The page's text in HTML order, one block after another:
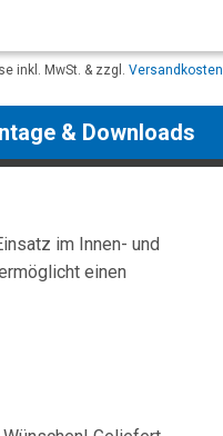
inkl. MwSt. & zzgl. Versandkosten
& Downloads
im Innen- und
einen